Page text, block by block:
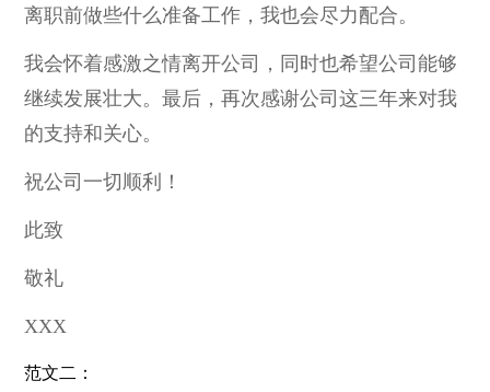
离职前做些什么准备工作，我也会尽力配合。
我会怀着感激之情离开公司，同时也希望公司能够
继续发展壮大。最后，再次感谢公司这三年来对我
的支持和关心。
祝公司一切顺利！
此致
敬礼
XXX
范文二：